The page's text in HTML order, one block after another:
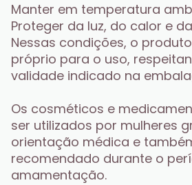
Manter em temperatura
Proteger da luz, do calor e
Nessas condições, o
próprio para o uso,
validade indicado na
Os cosméticos e
ser utilizados por mulheres
orientação médica e
recomendado durante o
amamentação.